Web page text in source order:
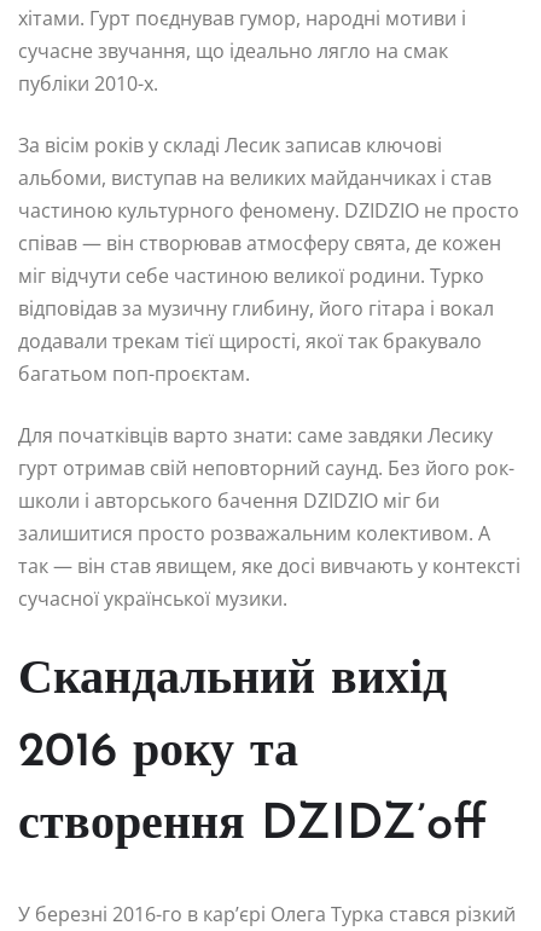
хітами. Гурт поєднував гумор, народні мотиви і
сучасне звучання, що ідеально лягло на смак
публіки 2010-х.
За вісім років у складі Лесик записав ключові
альбоми, виступав на великих майданчиках і став
частиною культурного феномену. DZIDZIO не просто
співав — він створював атмосферу свята, де кожен
міг відчути себе частиною великої родини. Турко
відповідав за музичну глибину, його гітара і вокал
додавали трекам тієї щирості, якої так бракувало
багатьом поп-проєктам.
Для початківців варто знати: саме завдяки Лесику
гурт отримав свій неповторний саунд. Без його рок-
школи і авторського бачення DZIDZIO міг би
залишитися просто розважальним колективом. А
так — він став явищем, яке досі вивчають у контексті
сучасної української музики.
Скандальний вихід
2016 року та
створення DZIDZ’off
У березні 2016-го в кар’єрі Олега Турка стався різкий